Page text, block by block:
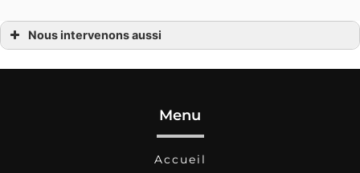
Nous intervenons aussi
Rénovation maison Le Pouliguen
Menu
Accueil